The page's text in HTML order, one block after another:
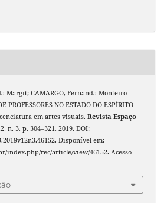
Margit; CAMARGO, Fernanda Monteiro
PROFESSORES NO ESTADO DO ESPÍRITO
em artes visuais. Revista Espaço
n. 3, p. 304–321, 2019. DOI:
Disponível em:
index.php/rec/article/view/46152. Acesso